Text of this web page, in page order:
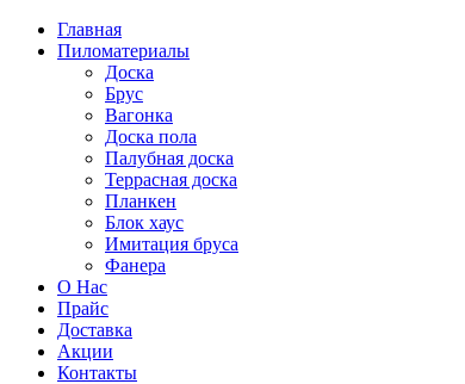
Главная
Пиломатериалы
Доска
Брус
Вагонка
Доска пола
Палубная доска
Террасная доска
Планкен
Блок хаус
Имитация бруса
Фанера
О Нас
Прайс
Доставка
Акции
Контакты